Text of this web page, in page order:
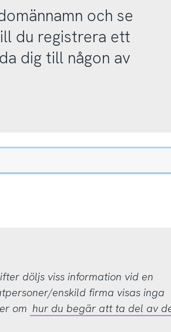
och se
du registrera ett
dig till någon av
döljs viss information vid en
enskild firma visas inga
om hur du begär att ta del av